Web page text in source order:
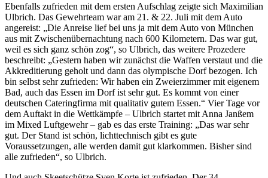
Ebenfalls zufrieden mit dem ersten Aufschlag zeigte sich Maximilian
Ulbrich. Das Gewehrteam war am 21. & 22. Juli mit dem Auto
angereist: „Die Anreise lief bei uns ja mit dem Auto von München
aus mit Zwischenübernachtung nach 600 Kilometern. Das war gut,
weil es sich ganz schön zog“, so Ulbrich, das weitere Prozedere
beschreibt: „Gestern haben wir zunächst die Waffen verstaut und die
Akkreditierung geholt und dann das olympische Dorf bezogen. Ich
bin selbst sehr zufrieden: Wir haben ein Zweierzimmer mit eigenem
Bad, auch das Essen im Dorf ist sehr gut. Es kommt von einer
deutschen Cateringfirma mit qualitativ gutem Essen.“ Vier Tage vor
dem Auftakt in die Wettkämpfe – Ulbrich startet mit Anna Janßem
im Mixed Luftgewehr – gab es das erste Training: „Das war sehr
gut. Der Stand ist schön, lichttechnisch gibt es gute
Voraussetzungen, alle werden damit gut klarkommen. Bisher sind
alle zufrieden“, so Ulbrich.